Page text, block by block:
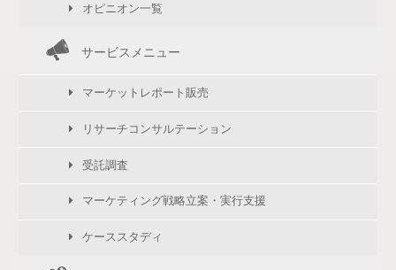
オピニオン一覧
サービスメニュー
マーケットレポート販売
リサーチコンサルテーション
受託調査
マーケティング戦略立案・実行支援
ケーススタディ